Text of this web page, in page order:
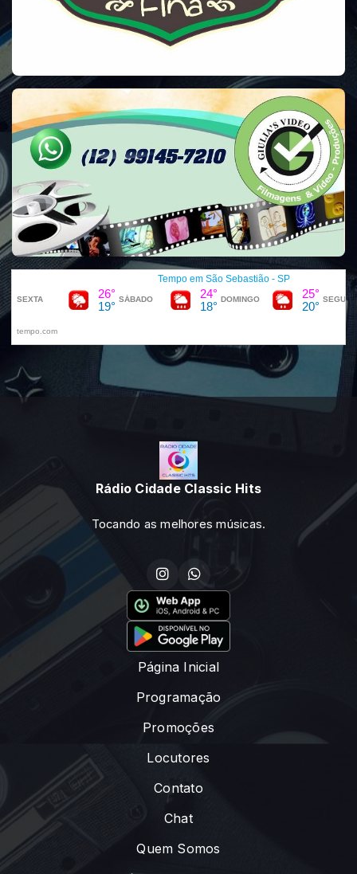
Rádio Cidade Classic Hits
Tocando as melhores músicas.
Página Inicial
Programação
Promoções
Locutores
Contato
Chat
Quem Somos